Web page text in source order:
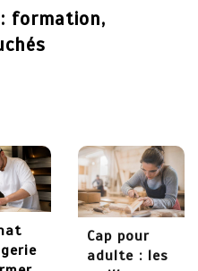
formations et
formation :
un métier
et recherché
formation,
Cap pour
adulte : les